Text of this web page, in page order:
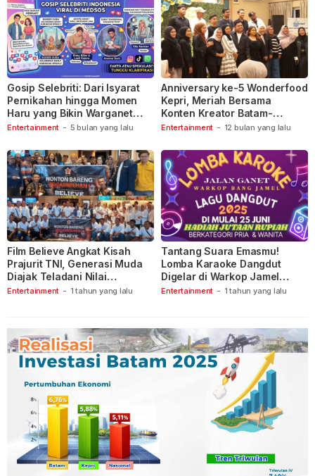
Entertainment - 5 bulan yang lalu
Gosip Selebriti: Dari Isyarat
Pernikahan hingga Momen
Haru yang Bikin Warganet
Berspekulasi
Entertainment - 12 bulan yang lalu
Anniversary ke-5 Wonderfood
Kepri, Meriah Bersama
Konten Kreator Batam-
Tanjungpinang
Entertainment - 1 tahun yang lalu
Film Believe Angkat Kisah
Prajurit TNI, Generasi Muda
Diajak Teladani Nilai
Keberanian
Entertainment - 1 tahun yang lalu
Tantang Suara Emasmu!
Lomba Karaoke Dangdut
Digelar di Warkop Jamel
Ganet